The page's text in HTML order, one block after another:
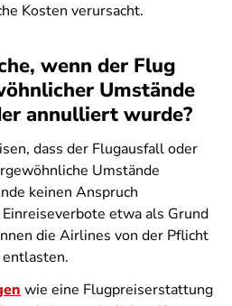
Kosten verursacht.
wenn der Flug
Umstände
annulliert wurde?
dass der Flugausfall oder
Umstände
keinen Anspruch
Einreiseverbote etwa als Grund
die Airlines von der Pflicht
wie eine Flugpreiserstattung